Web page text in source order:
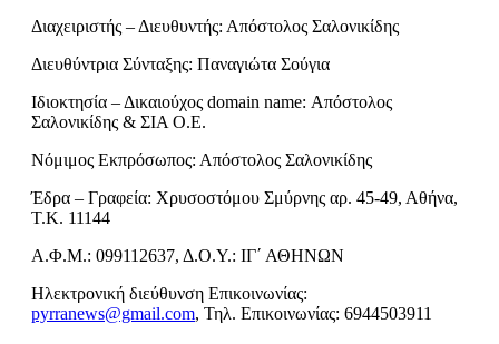
Διαχειριστής – Διευθυντής: Απόστολος Σαλονικίδης
Διευθύντρια Σύνταξης: Παναγιώτα Σούγια
Ιδιοκτησία – Δικαιούχος domain name: Απόστολος
Σαλονικίδης & ΣΙΑ Ο.Ε.
Νόμιμος Εκπρόσωπος: Απόστολος Σαλονικίδης
Έδρα – Γραφεία: Χρυσοστόμου Σμύρνης αρ. 45-49, Αθήνα,
Τ.Κ. 11144
Α.Φ.Μ.: 099112637, Δ.Ο.Υ.: ΙΓ΄ ΑΘΗΝΩΝ
Ηλεκτρονική διεύθυνση Επικοινωνίας:
pyrranews@gmail.com, Τηλ. Επικοινωνίας: 6944503911